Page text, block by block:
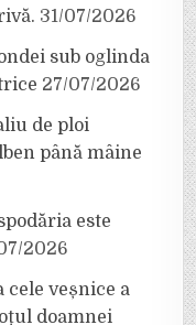
31/07/2026
sub oglinda
27/07/2026
de ploi
până mâine
este
2026
cele veșnice a
doamnei